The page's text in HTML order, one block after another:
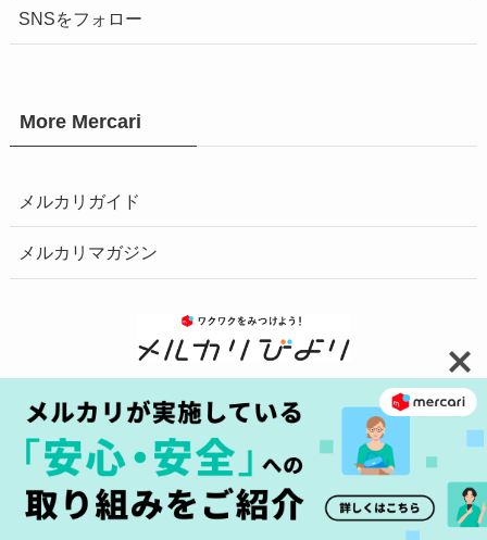
SNSをフォロー
More Mercari
メルカリガイド
メルカリマガジン
お問い合わせ 安心・安全の取り組みへ
プライバシーポリシー
障害情報はこちら
商標について
© 2025 Mercari, Inc.